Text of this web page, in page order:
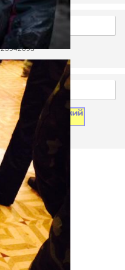
Статистика
Перегляди статей
23942093
Лічильник